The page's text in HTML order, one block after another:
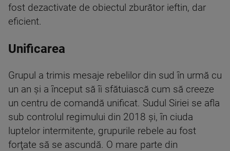
fost dezactivate de obiectul zburător ieftin, dar
eficient.
Unificarea
Grupul a trimis mesaje rebelilor din sud în urmă cu
un an şi a început să îi sfătuiască cum să creeze
un centru de comandă unificat. Sudul Siriei se afla
sub controlul regimului din 2018 şi, în ciuda
luptelor intermitente, grupurile rebele au fost
forţate să se ascundă. O mare parte din